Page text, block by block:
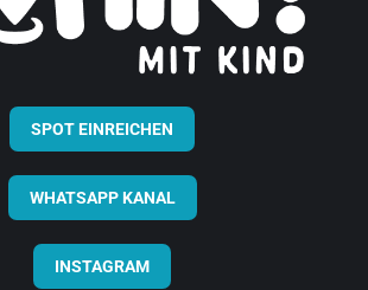
SPOT EINREICHEN
WHATSAPP KANAL
INSTAGRAM